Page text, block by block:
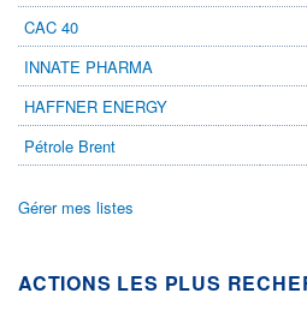
CAC 40
INNATE PHARMA
HAFFNER ENERGY
Pétrole Brent
Gérer mes listes
ACTIONS LES PLUS